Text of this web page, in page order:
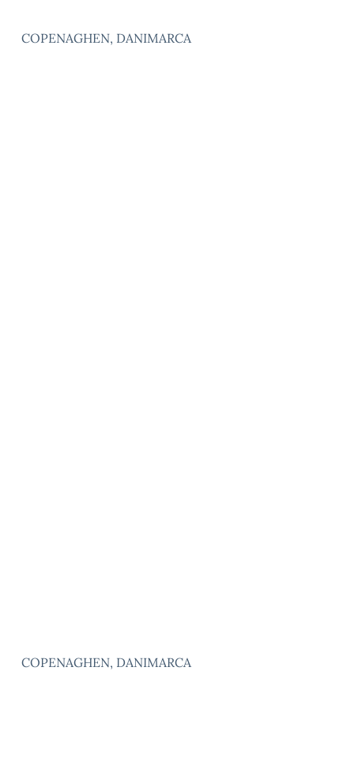
COPENAGHEN, DANIMARCA
COPENAGHEN, DANIMARCA